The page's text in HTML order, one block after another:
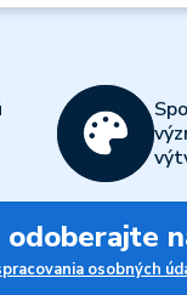
odoberajte
osobných